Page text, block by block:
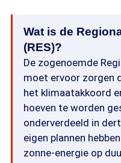
Wat is de
(RES)?
De zogenoemde
moet ervoor zorgen
het klimaatakkoord
hoeven te worden
onderverdeeld in
eigen plannen
zonne-energie op